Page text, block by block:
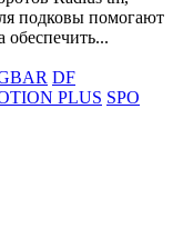
подковы помогают
обеспечить...
DF
PLUS SPO